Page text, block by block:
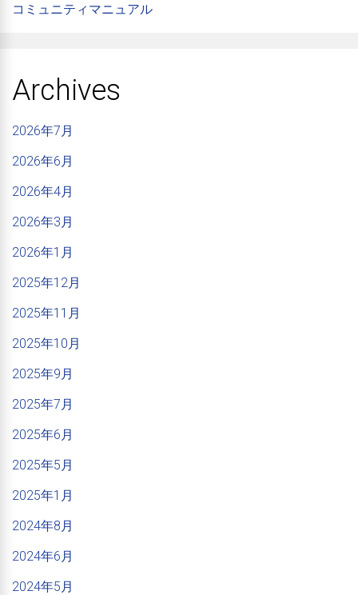
コミュニティマニュアル
Archives
2026年7月
2026年6月
2026年4月
2026年3月
2026年1月
2025年12月
2025年11月
2025年10月
2025年9月
2025年7月
2025年6月
2025年5月
2025年1月
2024年8月
2024年6月
2024年5月